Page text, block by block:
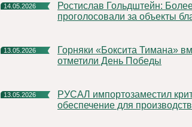
14.05.2026
Ростислав Гольдштейн: Более 35 тысяч жителей Коми уже
проголосовали за объекты
13.05.2026
Горняки «Боксита Тимана» вместе с жителями Чиньяворыка
отметили День Победы
13.05.2026
РУСАЛ импортозаместил критическое программное
обеспечение для